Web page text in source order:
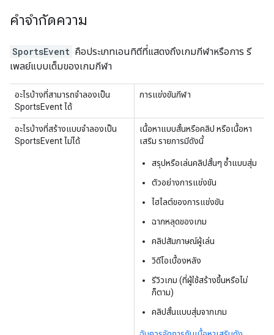
คำจำกัดความ
SportsEvent คือประเภทเอนทิตีที่แสดงถึงเกมกีฬาหรือการ รี
เพลย์แบบเต็มของเกมกีฬา
อะไรบ้างที่สามารถจำลองเป็น
SportsEvent ได้
การแข่งขันกีฬา
อะไรบ้างที่สร้างแบบจำลองเป็น
SportsEvent ไม่ได้
เนื้อหาแบบสั้นหรือคลิป หรือเนื้อหา
เสริม รายการมีดังนี้
สรุปหรือเล่นคลิปสั้นๆ ซ้ำแบบสุ่ม
ตัวอย่างการแข่งขัน
ไฮไลต์ของการแข่งขัน
ฉากหลุดของเกม
คลิปสัมภาษณ์ผู้เล่น
วิดีโอเบื้องหลัง
รีวิวเกม (ที่ผู้ใช้สร้างขึ้นหรือไม่
ก็ตาม)
คลิปสั้นแบบสุ่มจากเกม